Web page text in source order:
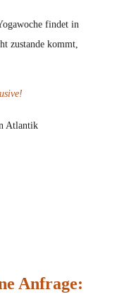
findet in
zustande kommt,
Anfrage: